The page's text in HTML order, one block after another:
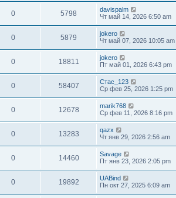
0 5798
davispalm
Чт май 14, 2026 6:50 am
0 5879
jokero
Чт май 07, 2026 10:05 am
0 18811
jokero
Пт май 01, 2026 6:43 pm
0 58407
Стас_123
Ср фев 25, 2026 1:25 pm
0 12678
marik768
Ср фев 11, 2026 8:16 pm
0 13283
qazx
Чт янв 29, 2026 2:56 am
0 14460
Savage
Пт янв 23, 2026 2:05 pm
0 19892
UABind
Пн окт 27, 2025 6:09 am